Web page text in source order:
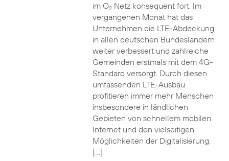
im O2Netz konsequent fort. Im
vergangenen Monat hat das
Unternehmen die LTE-Abdeckung
in allen deutschen Bundesländern
weiter verbessert und zahlreiche
Gemeinden erstmals mit dem 4G-
Standard versorgt. Durch diesen
umfassenden LTE-Ausbau
profitieren immer mehr Menschen
insbesondere in ländlichen
Gebieten von schnellem mobilen
Internet und den vielseitigen
Möglichkeiten der Digitalisierung.
[…]